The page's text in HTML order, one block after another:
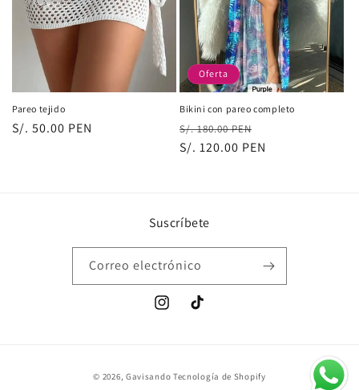
Pareo tejido
Precio
S/. 50.00 PEN
Oferta
Bikini con pareo completo
Precio
habitual
S/. 180.00 PEN
de
S/. 120.00 PEN
Suscríbete
Correo electrónico
InstagramTikTok
© 2026, Gavisando Tecnología de Shopify